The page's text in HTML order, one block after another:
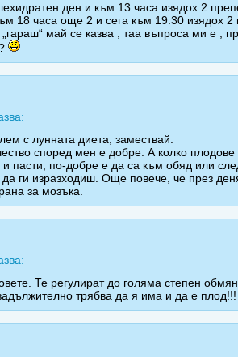
ден и към 13 часа изядох 2
18 часа още 2 и сега към 19:30 изядох 2
май се казва , таа въпроса ми е ,
с лунната диета, замествай.
според мен е добре. А колко
и пасти, по-добре е да са към обяд или
ги изразходиш. Още повече, че през
за мозъка.
Те регулират до голяма степен
трябва да я има и да е плод!!!